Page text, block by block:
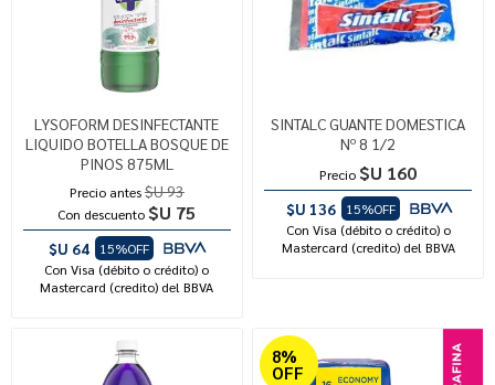
LYSOFORM DESINFECTANTE
LIQUIDO BOTELLA BOSQUE DE
PINOS 875ML
Precio antes$U 93
Con descuento $U 75
$U 64
15%OFF
Con Visa (débito o crédito) o
Mastercard (credito) del BBVA
SINTALC GUANTE DOMESTICA
Nº 8 1/2
Precio $U 160
$U 136
15%OFF
Con Visa (débito o crédito) o
Mastercard (credito) del BBVA
8%
OFF